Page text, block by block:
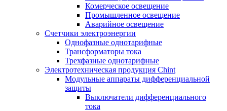
Комерческое освещение
Промышленное освещение
Аварийное освещение
Счетчики электроэнергии
Однофазные однотарифные
Трансформаторы тока
Трехфазные однотарифные
Электротехническая продукция Chint
Модульные аппараты дифференциальной
защиты
Выключатели дифференциального
тока